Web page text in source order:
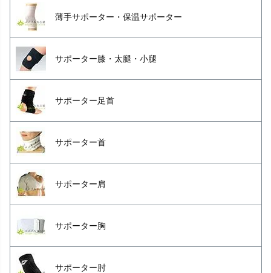
薄手サポーター・保温サポーター
サポーター膝・太腿・小腿
サポーター足首
サポーター首
サポーター肩
サポーター胸
サポーター肘